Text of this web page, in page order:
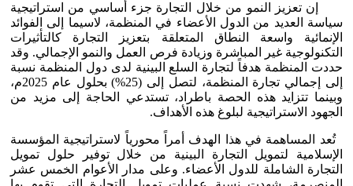
إن تعزيز النمو من خلال التجارة جزء أساسي من استراتيجية
سياسة العديد من الدول الأعضاء في المنظمة، لاسيما إلى الفوائد
الإنمائية واسعة النطاق المتعلقة بتعزيز التجارة كالتأثيرات
التكنولوجية غير المباشرة وزيادة فرص العمل والنمو الإجمالي. وقد
حددت المنظمة هدفاً لتجارة السلع البينية لدى دول المنظمة نسبة
إلى إجمالي تجارة المنظمة، لتصل إلى (25%) بحلول عام 2025م،
وبينما تتزايد هذه الحصة باطراد، تستدعي الحاجة إلى مزيد من
الجهود الاستراتيجية لبلوغ هذه الأهداف.
تُعد المساهمة في هذا الهدف أمراً محورياً لاستراتيجية المؤسسة
الإسلامية لتمويل التجارة البينية من خلال توفير حلول تمويل
التجارة الشاملة للدول الأعضاء. وعلى مدار الأعوام الخمس عشر